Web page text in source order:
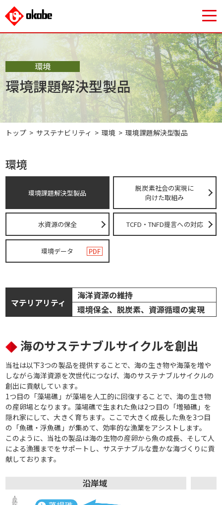
環境
環境課題解決型製品
トップ サステナビリティ 環境 環境課題解決型製品
環境
環境課題解決型製品
脱炭素社会の実現に
向けた取組み
水資源の保全 TCFD・TNFD提言への対応
環境データ
マテリアリティ
海洋資源の維持
環境保全、脱炭素、資源循環の実現
海のサステナブルサイクルを創出
当社は以下3つの製品を提供することで、海の生き物や海藻を増や
しながら海洋資源を次世代につなげ、海のサステナブルサイクルの
創出に貢献しています。
1つ目の「藻場礁」が藻場を人工的に回復することで、海の生き物
の産卵場となります。藻場礁で生まれた魚は2つ目の「増殖礁」を
隠れ家にして、大きく育ちます。ここで大きく成長した魚を3つ目
の「魚礁・浮魚礁」が集めて、効率的な漁業をアシストします。
このように、当社の製品は海の生物の産卵から魚の成長、そして人
による漁獲までをサポートし、サステナブルな豊かな海づくりに貢
献しております。